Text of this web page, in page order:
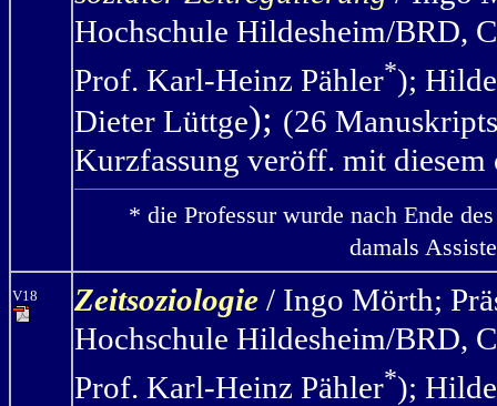
Hochschule Hildesheim/BRD,
Prof. Karl-Heinz Pähler*);
Dieter Lüttge); (26
Kurzfassung veröff. mit
* die Professur wurde nach Ende
damals
V18 Zeitsoziologie / Ingo Mörth;
Hochschule Hildesheim/BRD,
Prof. Karl-Heinz Pähler*);